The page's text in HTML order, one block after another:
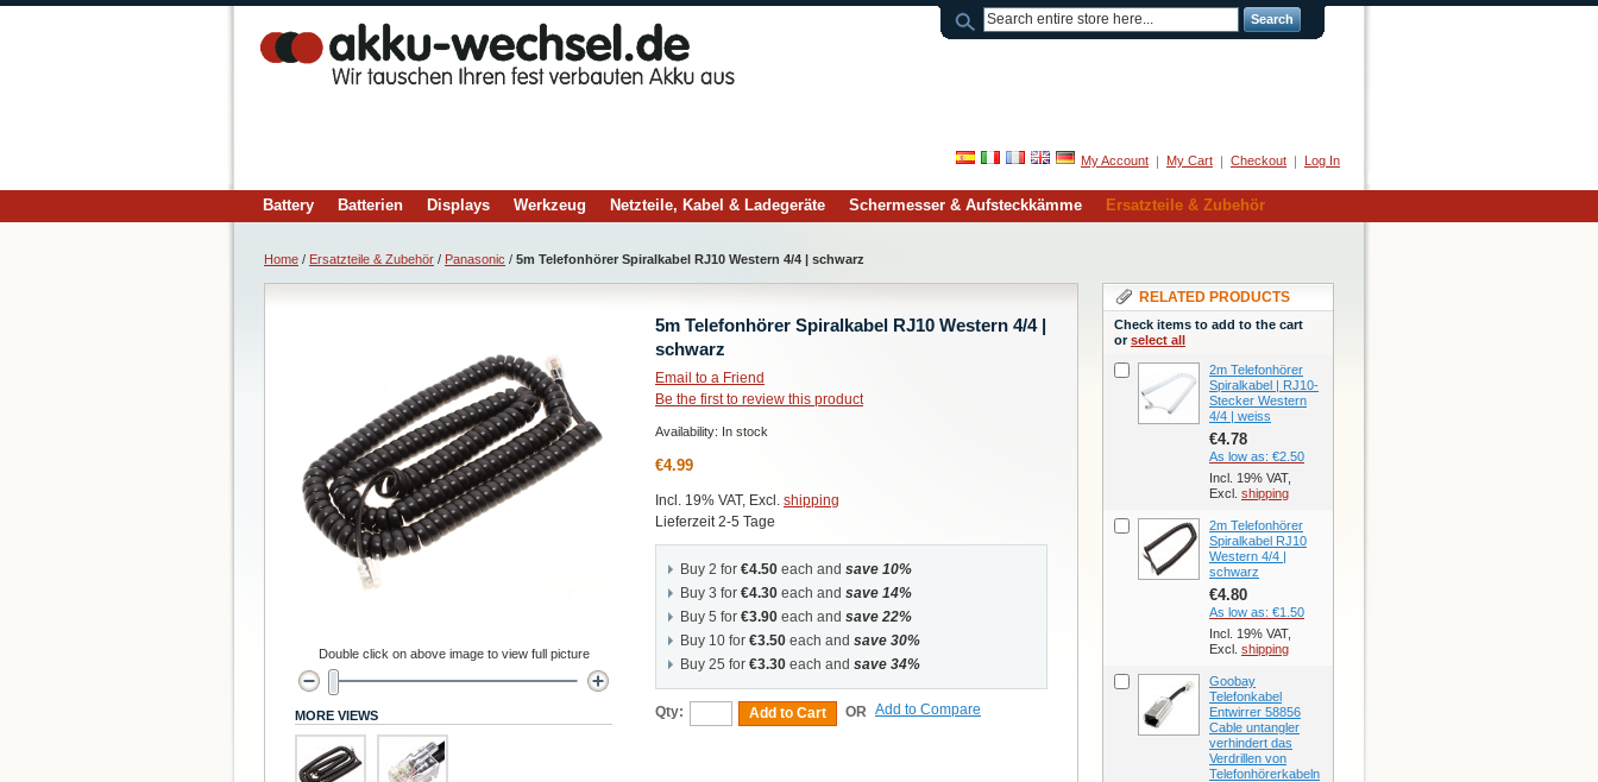
Search
My Account My Cart Checkout Log In
Battery Batterien Displays Werkzeug Netzteile, Kabel & Ladegeräte Schermesser & Aufsteckkämme Ersatzteile & Zubehör
Home / Ersatzteile & Zubehör / Panasonic / 5m Telefonhörer Spiralkabel RJ10 Western 4/4 | schwarz
5m Telefonhörer Spiralkabel RJ10 Western 4/4 |
schwarz
Email to a Friend
Be the first to review this product
Availability: In stock
€4.99
Incl. 19% VAT, Excl. shipping
Lieferzeit 2-5 Tage
Buy 2 for €4.50 each and save 10%
Buy 3 for €4.30 each and save 14%
Buy 5 for €3.90 each and save 22%
Buy 10 for €3.50 each and save 30%
Buy 25 for €3.30 each and save 34%
Qty: Add to Cart OR Add to Compare
Double click on above image to view full picture
MORE VIEWS
RELATED PRODUCTS
Check items to add to the cart
orselect all
2m Telefonhörer
Spiralkabel | RJ10-
Stecker Western
4/4 | weiss
€4.78
As low as: €2.50
Incl. 19% VAT,
Excl. shipping
2m Telefonhörer
Spiralkabel RJ10
Western 4/4 |
schwarz
€4.80
As low as: €1.50
Incl. 19% VAT,
Excl. shipping
Goobay
Telefonkabel
Entwirrer 58856
Cable untangler
verhindert das
Verdrillen von
Telefonhörerkabeln